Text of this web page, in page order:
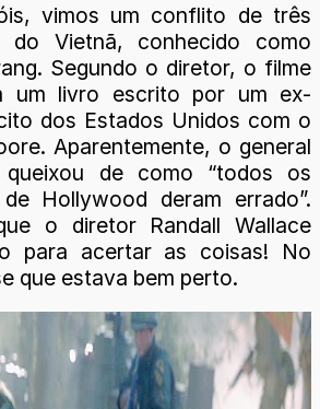
vimos um conflito de três
do Vietnã, conhecido como
Segundo o diretor, o filme
um livro escrito por um ex-
dos Estados Unidos com o
Aparentemente, o general
queixou de como “todos os
Hollywood deram errado”.
o diretor Randall Wallace
para acertar as coisas! No
que estava bem perto.